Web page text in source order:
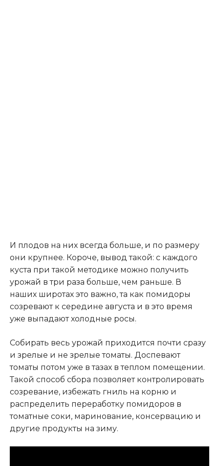
И плодов на них всегда больше, и по размеру
они крупнее. Короче, вывод такой: с каждого
куста при такой методике можно получить
урожай в три раза больше, чем раньше. В
наших широтах это важно, та как помидоры
созревают к середине августа и в это время
уже выпадают холодные росы.
Собирать весь урожай приходится почти сразу
и зрелые и не зрелые томаты. Доспевают
томаты потом уже в тазах в теплом помещении.
Такой способ сбора позволяет контролировать
созревание, избежать гниль на корню и
распределить переработку помидоров в
томатные соки, маринование, консервацию и
другие продукты на зиму.